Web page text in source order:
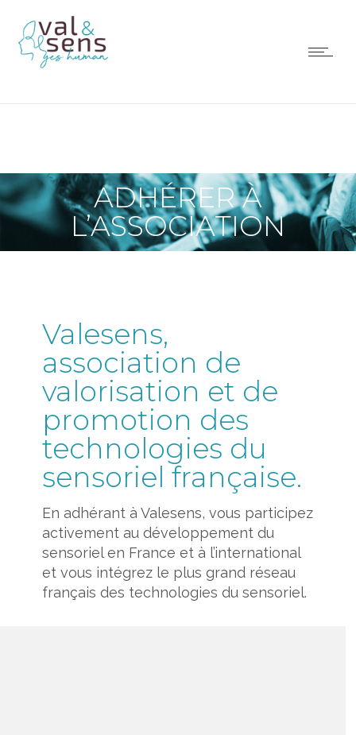
ADHÉRER À
L’ASSOCIATION
Valesens,
association de
valorisation et de
promotion des
technologies du
sensoriel française.
En adhérant à Valesens, vous participez
activement au développement du
sensoriel en France et à l’international
et vous intégrez le plus grand réseau
français des technologies du sensoriel.